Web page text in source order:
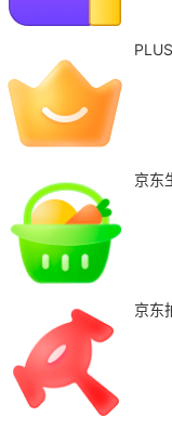
京东
京东